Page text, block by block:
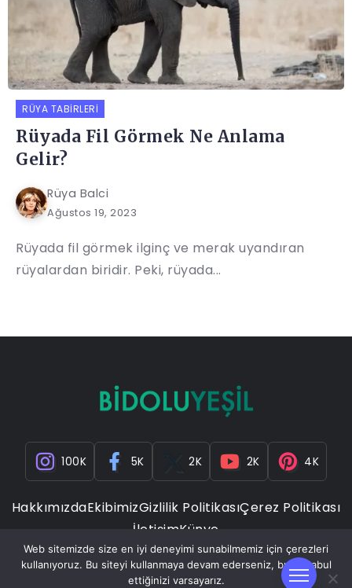
RÜYA TABIRLERI
Rüyada Fil Görmek Ne Anlama
Gelir?
Rüya Balci
Ağustos 19, 2023
Rüyada fil görmek ilginç ve merak uyandıran
rüyalardan biridir. Peki, rüyada...
100K 5K 2K 2K 4K
HakkımızdaEkibimizGizlilik PolitikasıÇerez Politikası
İletişimKünye
Web sitemizde size en iyi deneyimi sunabilmemiz için çerezleri
kullanıyoruz. Bu siteyi kullanmaya devam ederseniz, bunu kabul
ettiğinizi varsayarız.